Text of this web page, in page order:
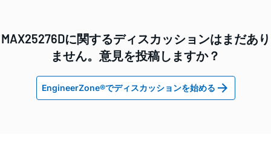
MAX25276Dに関するディスカッションはまだあり
ません。意見を投稿しますか？
EngineerZone®でディスカッションを始める